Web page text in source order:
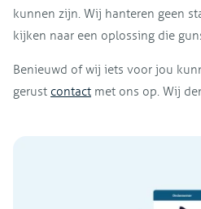
kunnen zijn. Wij hanteren geen
kijken naar een oplossing die
Benieuwd of wij iets voor jou
gerust contact met ons op. Wij